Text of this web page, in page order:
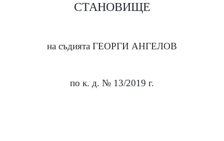
СТАНОВИЩЕ
на съдията ГЕОРГИ АНГЕЛОВ
по к. д. № 13/2019 г.